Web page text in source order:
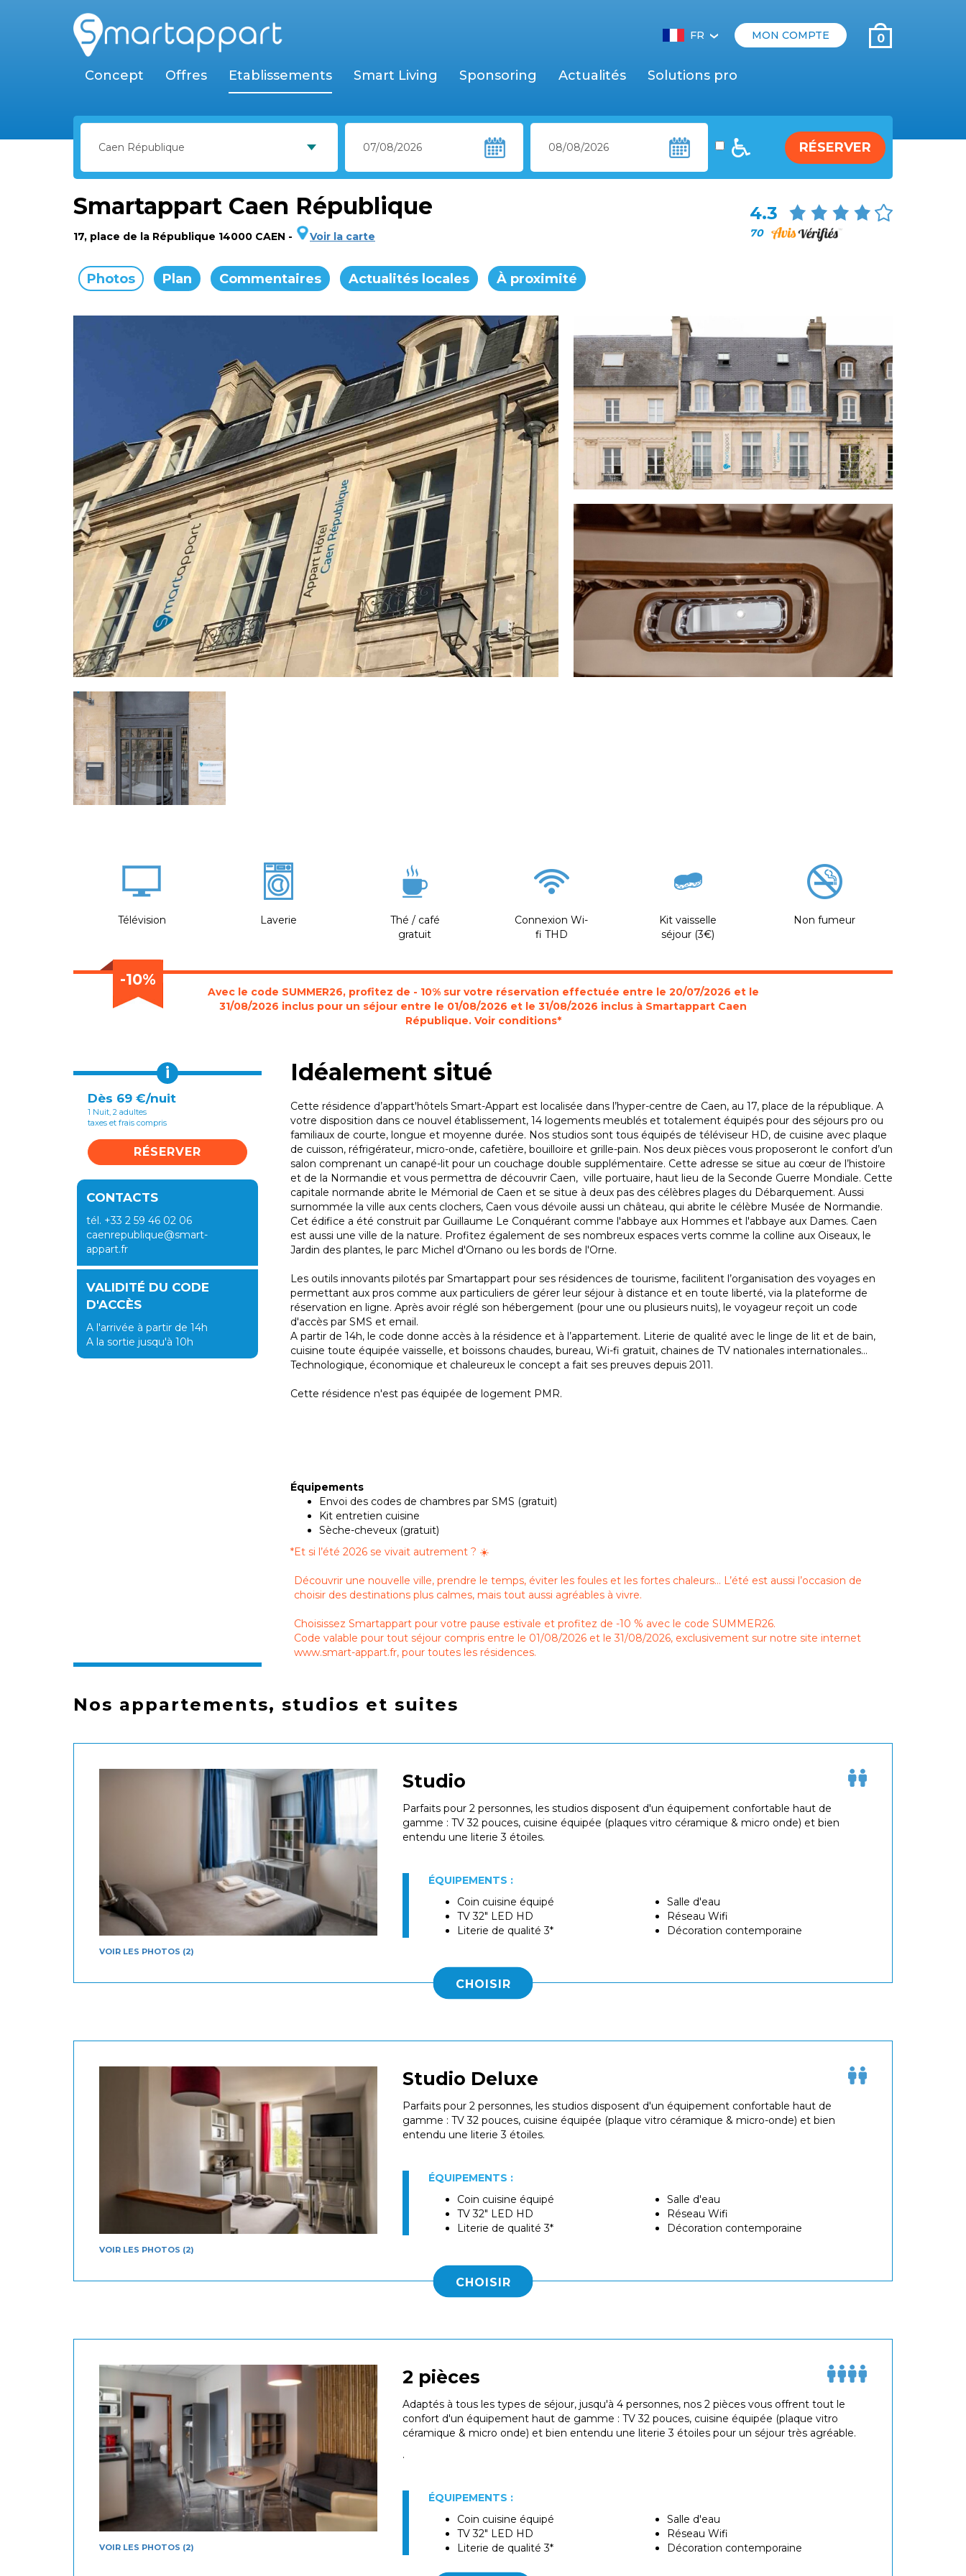
FR‹ MON COMPTE 0
Concept Offres Etablissements Smart Living Sponsoring Actualités Solutions pro
RÉSERVER
Smartappart Caen République
17, place de la République 14000 CAEN - Voir la carte
4.3
70
Photos Plan Commentaires Actualités locales À proximité
Télévision Laverie
Thé / café
gratuit
Connexion Wi-
fi THD
Kit vaisselle
séjour (3€)
Non fumeur
-10%
Avec le code SUMMER26, profitez de - 10% sur votre réservation effectuée entre le 20/07/2026 et le
31/08/2026 inclus pour un séjour entre le 01/08/2026 et le 31/08/2026 inclus à Smartappart Caen
République. Voir conditions*
i
Dès 69 €/nuit
1 Nuit, 2 adultes
taxes et frais compris
RÉSERVER
CONTACTS
tél. +33 2 59 46 02 06
caenrepublique@smart-
appart.fr
VALIDITÉ DU CODE
D'ACCÈS
A l'arrivée à partir de 14h
A la sortie jusqu'à 10h
Idéalement situé
Cette résidence d’appart'hôtels Smart-Appart est localisée dans l’hyper-centre de Caen, au 17, place de la république. A
votre disposition dans ce nouvel établissement, 14 logements meublés et totalement équipés pour des séjours pro ou
familiaux de courte, longue et moyenne durée. Nos studios sont tous équipés de téléviseur HD, de cuisine avec plaque
de cuisson, réfrigérateur, micro-onde, cafetière, bouilloire et grille-pain. Nos deux pièces vous proposeront le confort d’un
salon comprenant un canapé-lit pour un couchage double supplémentaire. Cette adresse se situe au cœur de l’histoire
et de la Normandie et vous permettra de découvrir Caen, ville portuaire, haut lieu de la Seconde Guerre Mondiale. Cette
capitale normande abrite le Mémorial de Caen et se situe à deux pas des célèbres plages du Débarquement. Aussi
surnommée la ville aux cents clochers, Caen vous dévoile aussi un château, qui abrite le célèbre Musée de Normandie.
Cet édifice a été construit par Guillaume Le Conquérant comme l'abbaye aux Hommes et l'abbaye aux Dames. Caen
est aussi une ville de la nature. Profitez également de ses nombreux espaces verts comme la colline aux Oiseaux, le
Jardin des plantes, le parc Michel d'Ornano ou les bords de l'Orne.
​Les outils innovants pilotés par Smartappart pour ses résidences de tourisme, facilitent l’organisation des voyages en
permettant aux pros comme aux particuliers de gérer leur séjour à distance et en toute liberté, via la plateforme de
réservation en ligne. Après avoir réglé son hébergement (pour une ou plusieurs nuits), le voyageur reçoit un code
d'accès par SMS et email.
A partir de 14h, le code donne accès à la résidence et à l’appartement. Literie de qualité avec le linge de lit et de bain,
cuisine toute équipée vaisselle, et boissons chaudes, bureau, Wi-fi gratuit, chaines de TV nationales internationales…
Technologique, économique et chaleureux le concept a fait ses preuves depuis 2011.
Cette résidence n'est pas équipée de logement PMR.
Équipements
Envoi des codes de chambres par SMS (gratuit)
Kit entretien cuisine
Sèche-cheveux (gratuit)
*Et si l’été 2026 se vivait autrement ? ☀️
Découvrir une nouvelle ville, prendre le temps, éviter les foules et les fortes chaleurs… L’été est aussi l’occasion de
choisir des destinations plus calmes, mais tout aussi agréables à vivre.
Choisissez Smartappart pour votre pause estivale et profitez de -10 % avec le code SUMMER26.
Code valable pour tout séjour compris entre le 01/08/2026 et le 31/08/2026, exclusivement sur notre site internet
www.smart-appart.fr, pour toutes les résidences.
Nos appartements, studios et suites
VOIR LES PHOTOS (2)
Studio
Parfaits pour 2 personnes, les studios disposent d'un équipement confortable haut de
gamme : TV 32 pouces, cuisine équipée (plaques vitro céramique & micro onde) et bien
entendu une literie 3 étoiles.
ÉQUIPEMENTS :
Coin cuisine équipé
TV 32" LED HD
Literie de qualité 3*
Salle d'eau
Réseau Wifi
Décoration contemporaine
CHOISIR
VOIR LES PHOTOS (2)
Studio Deluxe
Parfaits pour 2 personnes, les studios disposent d'un équipement confortable haut de
gamme : TV 32 pouces, cuisine équipée (plaque vitro céramique & micro-onde) et bien
entendu une literie 3 étoiles.
ÉQUIPEMENTS :
Coin cuisine équipé
TV 32" LED HD
Literie de qualité 3*
Salle d'eau
Réseau Wifi
Décoration contemporaine
CHOISIR
VOIR LES PHOTOS (2)
2 pièces
Adaptés à tous les types de séjour, jusqu'à 4 personnes, nos 2 pièces vous offrent tout le
confort d'un équipement haut de gamme : TV 32 pouces, cuisine équipée (plaque vitro
céramique & micro onde) et bien entendu une literie 3 étoiles pour un séjour très agréable.
.
ÉQUIPEMENTS :
Coin cuisine équipé
TV 32" LED HD
Literie de qualité 3*
Salle d'eau
Réseau Wifi
Décoration contemporaine